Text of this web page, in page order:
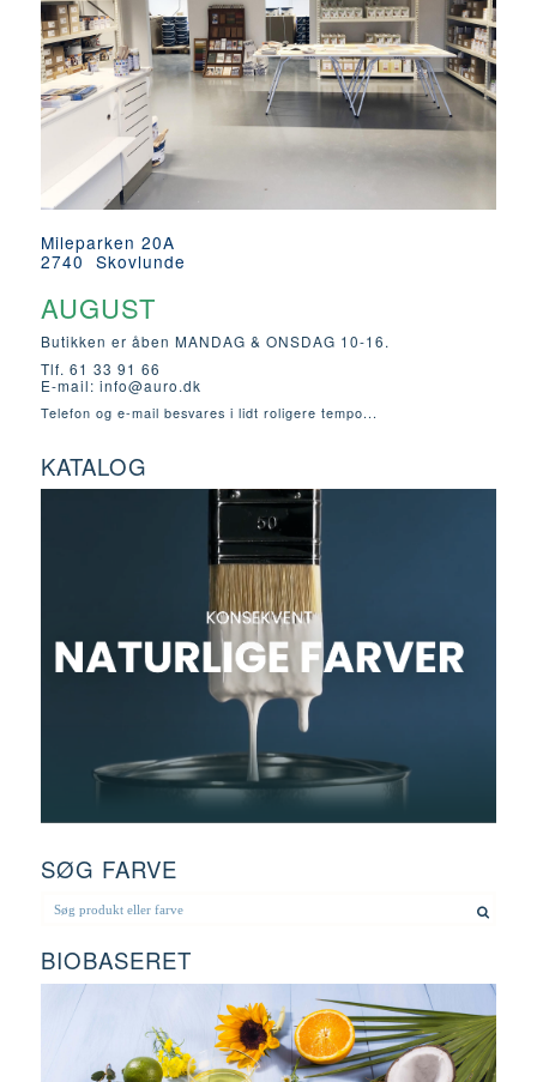
Mileparken 20A
2740 Skovlunde
AUGUST
Butikken er åben MANDAG & ONSDAG 10-16.
Tlf. 61 33 91 66
E-mail: info@auro.dk
Telefon og e-mail besvares i lidt roligere tempo...
KATALOG
SØG FARVE
BIOBASERET